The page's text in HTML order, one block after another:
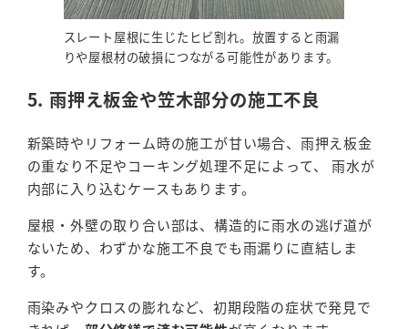
スレート屋根に生じたヒビ割れ。放置すると雨漏
りや屋根材の破損につながる可能性があります。
5. 雨押え板金や笠木部分の施工不良
新築時やリフォーム時の施工が甘い場合、雨押え板金
の重なり不足やコーキング処理不足によって、 雨水が
内部に入り込むケースもあります。
屋根・外壁の取り合い部は、構造的に雨水の逃げ道が
ないため、わずかな施工不良でも雨漏りに直結しま
す。
雨染みやクロスの膨れなど、初期段階の症状で発見で